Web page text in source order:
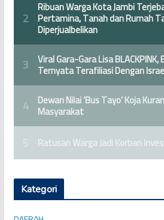
Kategori